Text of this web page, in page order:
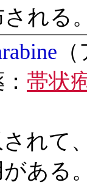
れる
帯状
れて
ある